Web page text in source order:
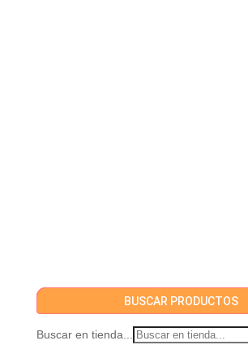
BUSCAR PRODUCTOS
Buscar en tienda...